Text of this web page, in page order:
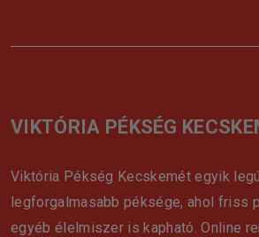
VIKTÓRIA PÉKSÉG
Viktória Pékség Kecskemét egyik
legforgalmasabb péksége, ahol friss
egyéb élelmiszer is kapható. Online